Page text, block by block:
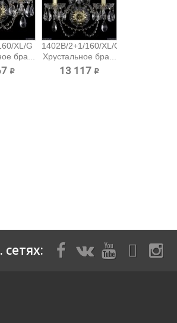
XL/G
бра...
₽
1402B/2+1/160/XL/G
Хрустальное бра...
13 117 ₽